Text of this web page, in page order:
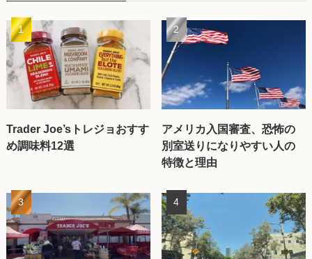
Trader Joe’sトレジョおすす
め調味料12選
アメリカ入国審査、恐怖の
別室送りになりやすい人の
特徴と理由